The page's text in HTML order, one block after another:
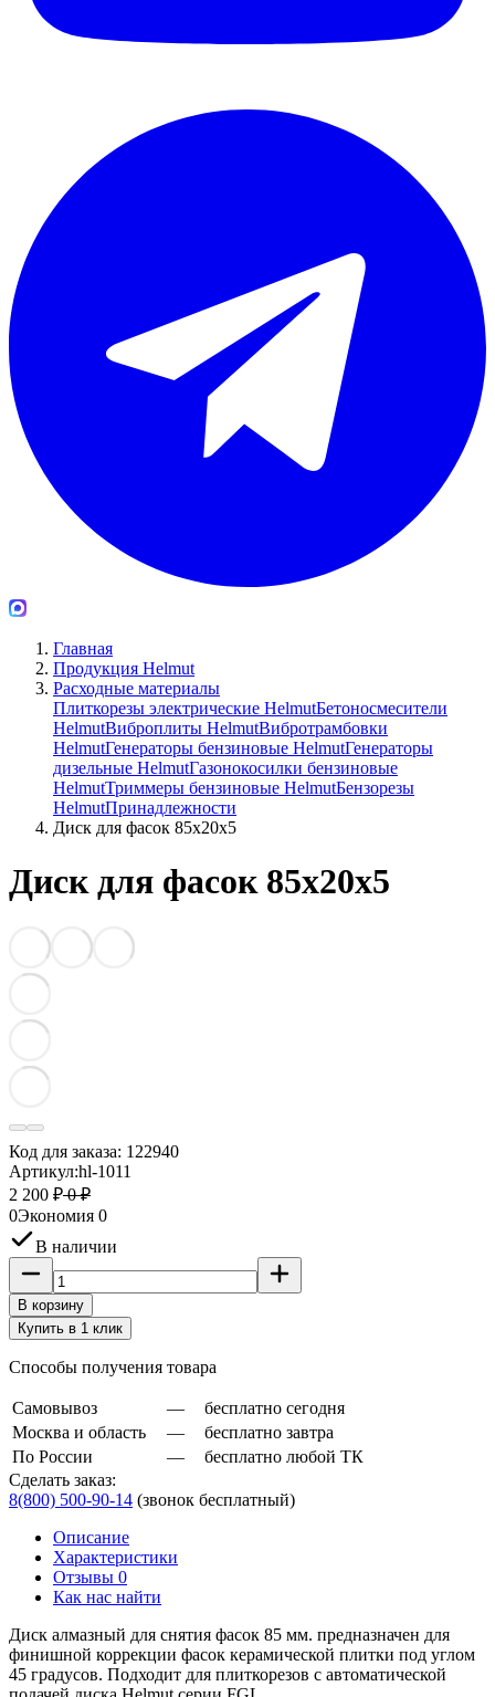
Главная
Продукция Helmut
Расходные материалы
Плиткорезы электрические HelmutБетоносмесители
HelmutВиброплиты HelmutВибротрамбовки
HelmutГенераторы бензиновые HelmutГенераторы
дизельные HelmutГазонокосилки бензиновые
HelmutТриммеры бензиновые HelmutБензорезы
HelmutПринадлежности
Диск для фасок 85х20х5
Диск для фасок 85х20х5
Код для заказа: 122940
Артикул:hl-1011
2 200 ₽0 ₽
0Экономия 0
В наличии
В корзину
Купить в 1 клик
Способы получения товара
Самовывоз —
бесплатно сегодня
Москва и область
—
бесплатно завтра
По России
—
бесплатно любой ТК
Сделать заказ:
8(800) 500-90-14 (звонок бесплатный)
Описание
Характеристики
Отзывы 0
Как нас найти
Диск алмазный для снятия фасок 85 мм. предназначен для
финишной коррекции фасок керамической плитки под углом
45 градусов. Подходит для плиткорезов с автоматической